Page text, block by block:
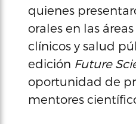
quienes
orales en las
clínicos y salud
edición Future
oportunidad de
mentores